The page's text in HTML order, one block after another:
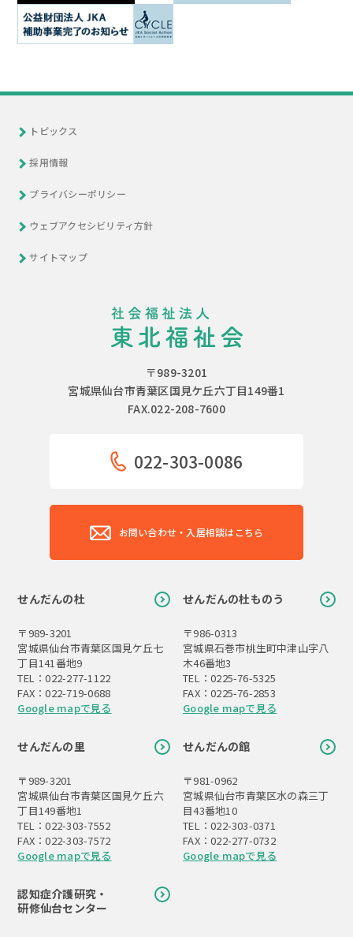
トピックス
採用情報
プライバシーポリシー
ウェブアクセシビリティ方針
サイトマップ
〒989-3201
宮城県仙台市青葉区国見ケ丘六丁目149番1
FAX.022-208-7600
022-303-0086
お問い合わせ・入居相談はこちら
せんだんの杜
〒989-3201
宮城県仙台市青葉区国見ケ丘七
丁目141番地9
TEL：022-277-1122
FAX：022-719-0688
Google mapで見る
せんだんの杜ものう
〒986-0313
宮城県石巻市桃生町中津山字八
木46番地3
TEL：0225-76-5325
FAX：0225-76-2853
Google mapで見る
せんだんの里
〒989-3201
宮城県仙台市青葉区国見ケ丘六
丁目149番地1
TEL：022-303-7552
FAX：022-303-7572
Google mapで見る
せんだんの館
〒981-0962
宮城県仙台市青葉区水の森三丁
目43番地10
TEL：022-303-0371
FAX：022-277-0732
Google mapで見る
認知症介護研究・
研修仙台センター